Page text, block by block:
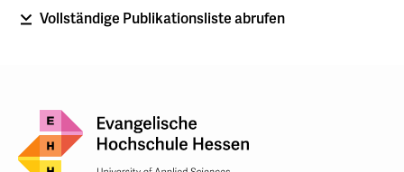
Vollständige Publikationsliste abrufen